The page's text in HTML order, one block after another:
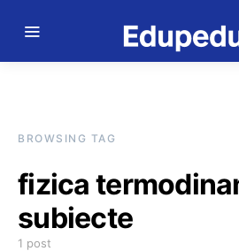
BROWSING TAG
fizica
subiecte
1 post